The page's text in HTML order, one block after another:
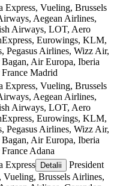
Express, Vueling, Brussels
Aegean Airlines,
Airways, LOT, Aero
Eurowings, KLM,
Pegasus Airlines, Wizz Air,
Air Europa, Iberia
Madrid
Express, Vueling, Brussels
Aegean Airlines,
Airways, LOT, Aero
Eurowings, KLM,
Pegasus Airlines, Wizz Air,
Air Europa, Iberia
Adana
Express Detalii
President
Vueling, Brussels Airlines,